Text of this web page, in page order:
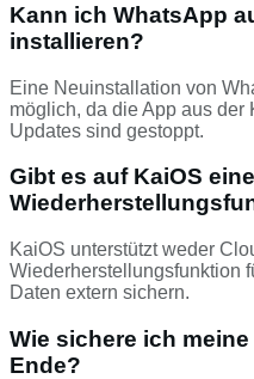
Kann ich WhatsApp
installieren?
Eine Neuinstallation von
möglich, da die App aus der
Updates sind gestoppt.
Gibt es auf KaiOS
KaiOS unterstützt weder
Wiederherstellungsfunktion
Daten extern sichern.
Wie sichere ich
Ende?